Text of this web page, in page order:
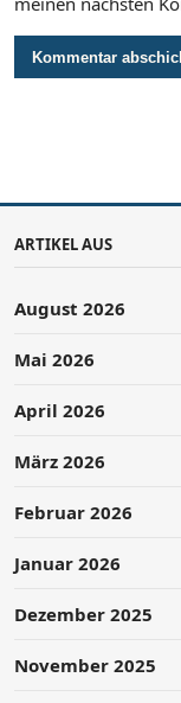
ARTIKEL AUS
August 2026
Mai 2026
April 2026
März 2026
Februar 2026
Januar 2026
Dezember 2025
November 2025